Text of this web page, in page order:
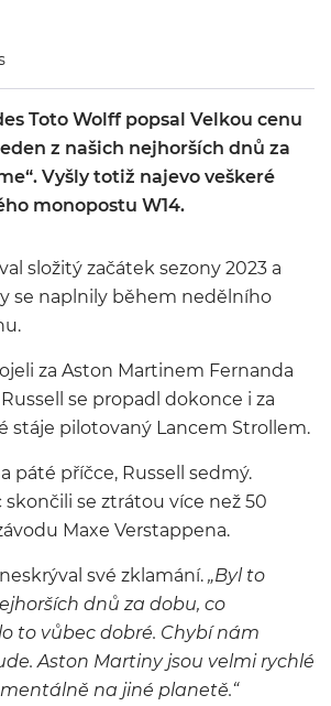
Toto Wolff popsal Velkou cenu
z našich nejhorších dnů za
Vyšly totiž najevo veškeré
monopostu W14.
složitý začátek sezony 2023 a
se naplnily během nedělního
za Aston Martinem Fernanda
se propadl dokonce i za
stáje pilotovaný Lancem Strollem.
páté příčce, Russell sedmý.
skončili se ztrátou více než 50
Maxe Verstappena.
své zklamání. „Byl to
dnů za dobu, co
to vůbec dobré. Chybí nám
Aston Martiny jsou velmi rychlé
na jiné planetě.“